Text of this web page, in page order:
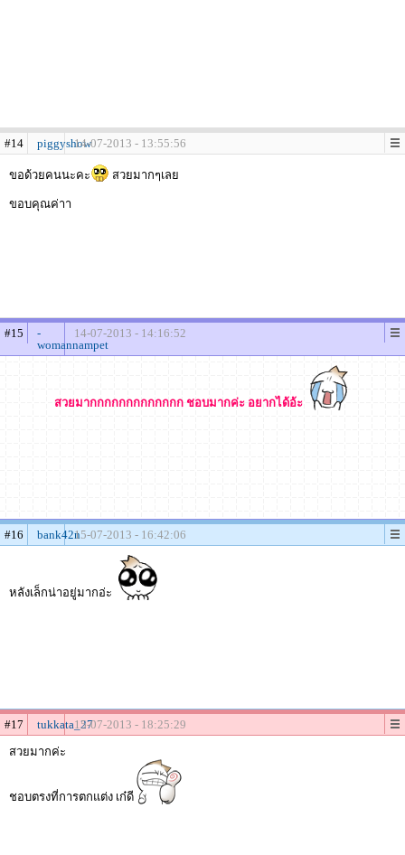
#14 piggyshow14-07-2013 - 13:55:56
ขอด้วยคนนะคะ สวยมากๆเลย
ขอบคุณค่าา
#15
-
womannampet
14-07-2013 - 14:16:52
สวยมากกกกกกกกกกกกก ชอบมากค่ะ อยากได้อ้ะ
#16 bank42n15-07-2013 - 16:42:06
หลังเล็กน่าอยู่มากอ่ะ
#17 tukkata_2715-07-2013 - 18:25:29
สวยมากค่ะ
ชอบตรงที่การตกแต่ง เก๋ดี